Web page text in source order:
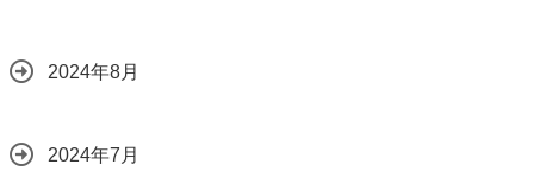
2024年8月
2024年7月